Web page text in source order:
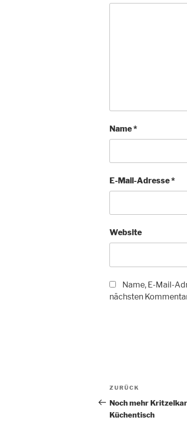
Name*
E-Mail-Adresse*
Website
Name, E-Mail-
nächsten
Vorheriger
Beitrag
ZURÜCK
Noch mehr
Küchentisch